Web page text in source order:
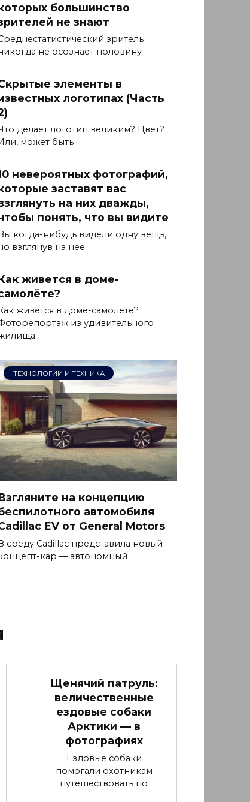
большинство
не знают
зритель
не осознает половину
элементы в
логотипах (Часть
делает логотип великим? Цвет?
Или, может быть
невероятных фотографий,
заставят вас
на них дважды,
понять, что вы видите
Вы когда-нибудь видели одну вещь,
взглянув на нее
живется в доме-
Как живется в доме-самолёте?
из удивительного
ТЕХНОЛОГИИ И ТЕХНИКА
на концепцию
автомобиля
EV от General Motors
среду Cadillac представила новый
кар — автономный
Щенячий патруль:
величественные
ездовые собаки
Арктики — в
фотографиях
Ездовые собаки
помогали охотникам
путешествовать по